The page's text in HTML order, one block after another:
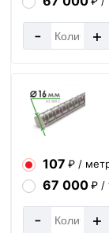
- +
107 ₽ /
67 000₽ /
- +